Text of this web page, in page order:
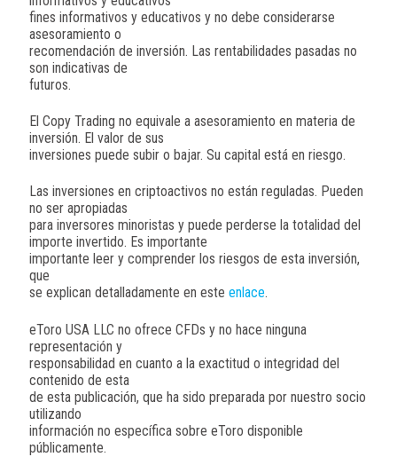
fines informativos y educativos y no debe considerarse
asesoramiento o
recomendación de inversión. Las rentabilidades pasadas no
son indicativas de
futuros.
El Copy Trading no equivale a asesoramiento en materia de
inversión. El valor de sus
inversiones puede subir o bajar. Su capital está en riesgo.
Las inversiones en criptoactivos no están reguladas. Pueden
no ser apropiadas
para inversores minoristas y puede perderse la totalidad del
importe invertido. Es importante
importante leer y comprender los riesgos de esta inversión,
que
se explican detalladamente en esteenlace.
eToro USA LLC no ofrece CFDs y no hace ninguna
representación y
responsabilidad en cuanto a la exactitud o integridad del
contenido de esta
de esta publicación, que ha sido preparada por nuestro socio
utilizando
información no específica sobre eToro disponible
públicamente.